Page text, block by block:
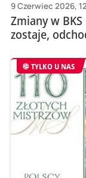
9 Czerwiec 2026,
Zmiany w
zostaje,
TYLKO U NAS